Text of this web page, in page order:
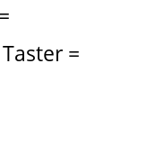
=